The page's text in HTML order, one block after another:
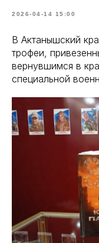
2026-04-14 15:00
В Актанышский
трофеи,
вернувшимся в
специальной